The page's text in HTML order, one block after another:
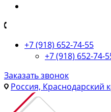
+7 (918) 652-74-55
+7 (918) 652-74-
Заказать звонок
Россия, Краснодарский